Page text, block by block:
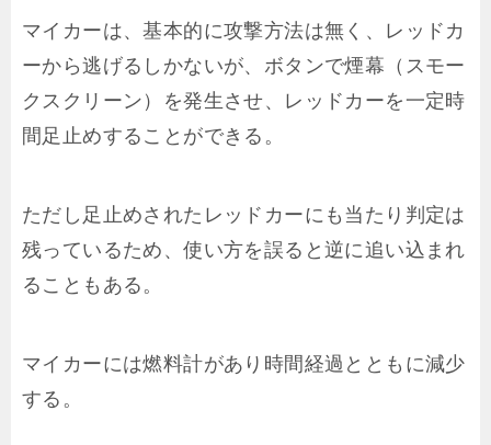
マイカーは、基本的に攻撃方法は無く、レッドカ
ーから逃げるしかないが、ボタンで煙幕（スモー
クスクリーン）を発生させ、レッドカーを一定時
間足止めすることができる。
ただし足止めされたレッドカーにも当たり判定は
残っているため、使い方を誤ると逆に追い込まれ
ることもある。
マイカーには燃料計があり時間経過とともに減少
する。